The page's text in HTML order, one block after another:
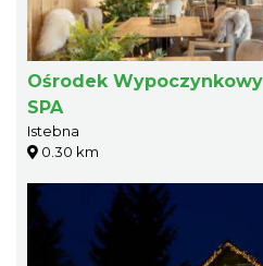
Ośrodek
SPA
Istebna
0.30 km